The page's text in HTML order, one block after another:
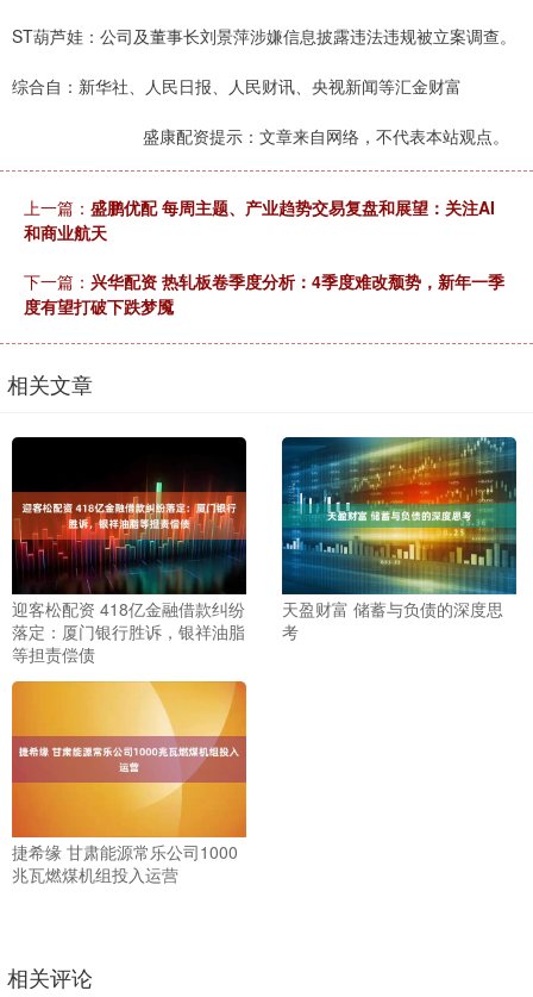
ST葫芦娃：公司及董事长刘景萍涉嫌信息披露违法违规被立案调查。
综合自：新华社、人民日报、人民财讯、央视新闻等汇金财富
盛康配资提示：文章来自网络，不代表本站观点。
上一篇： 盛鹏优配 每周主题、产业趋势交易复盘和展望：关注AI
和商业航天
下一篇： 兴华配资 热轧板卷季度分析：4季度难改颓势，新年一季
度有望打破下跌梦魇
相关文章
迎客松配资 418亿金融借款纠纷
落定：厦门银行胜诉，银祥油脂
等担责偿债
天盈财富 储蓄与负债的深度思
考
捷希缘 甘肃能源常乐公司1000
兆瓦燃煤机组投入运营
相关评论